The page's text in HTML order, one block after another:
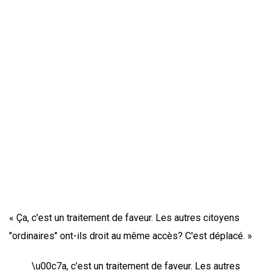
« Ça, c'est un traitement de faveur. Les autres citoyens
"ordinaires" ont-ils droit au même accès? C'est déplacé. »
\u00c7a, c'est un traitement de faveur. Les autres